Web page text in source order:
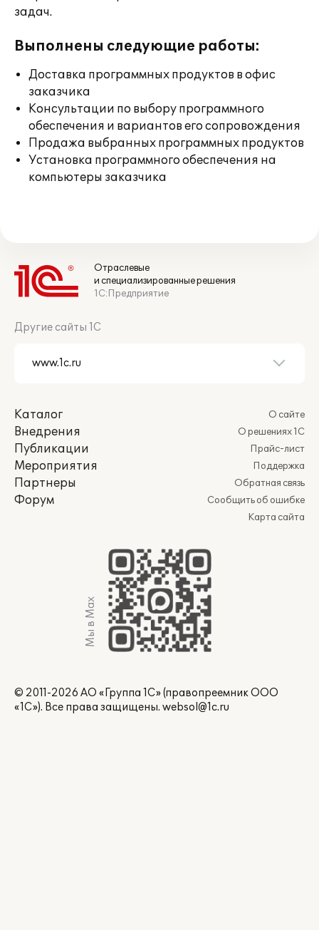
задач.
Выполнены следующие работы:
Доставка программных продуктов в офис
заказчика
Консультации по выбору программного
обеспечения и вариантов его сопровождения
Продажа выбранных программных продуктов
Установка программного обеспечения на
компьютеры заказчика
Отраслевые
и специализированные решения
1С:Предприятие
Другие сайты 1С
Каталог
Внедрения
Публикации
Мероприятия
Партнеры
Форум
О сайте
О решениях 1С
Прайс-лист
Поддержка
Обратная связь
Сообщить об ошибке
Карта сайта
Мы в Max
© 2011-2026 АО «Группа 1С» (правопреемник ООО
«1С»). Все права защищены. websol@1c.ru